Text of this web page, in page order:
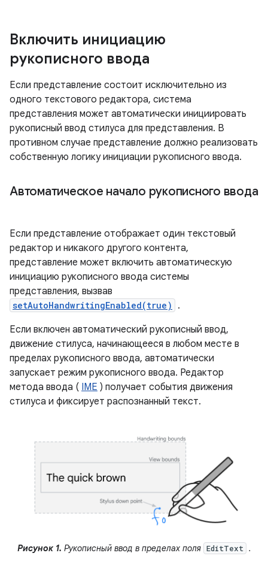
Включить инициацию
рукописного ввода
Если представление состоит исключительно из
одного текстового редактора, система
представления может автоматически инициировать
рукописный ввод стилуса для представления. В
противном случае представление должно реализовать
собственную логику инициации рукописного ввода.
Автоматическое начало рукописного ввода
Если представление отображает один текстовый
редактор и никакого другого контента,
представление может включить автоматическую
инициацию рукописного ввода системы
представления, вызвав
setAutoHandwritingEnabled(true)
.
Если включен автоматический рукописный ввод,
движение стилуса, начинающееся в любом месте в
пределах рукописного ввода, автоматически
запускает режим рукописного ввода. Редактор
метода ввода ( IME ) получает события движения
стилуса и фиксирует распознанный текст.
Рисунок 1. Рукописный ввод в пределах поля EditText .